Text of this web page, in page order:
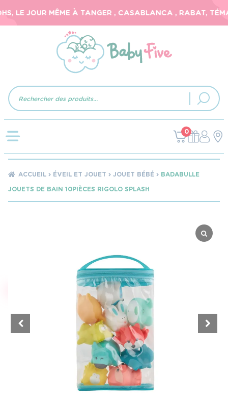
LE JOUR MÊME À TANGER , CASABLANCA , RABAT,
Recherche
de
produits
0
ACCUEIL ÉVEIL ET JOUET JOUET BÉBÉ
BADABULLE
JOUETS DE BAIN 10PIÈCES RIGOLO SPLASH